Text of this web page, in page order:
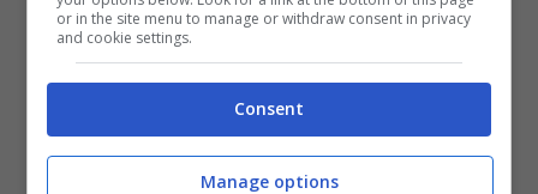
sopporta i …”
LEGGI ANCHE ->“Ho un tumore”
Marino Bartoletti racconta la sua
or in the site menu to manage or withdraw consent in privacy
and cookie settings.
Consent
Manage options